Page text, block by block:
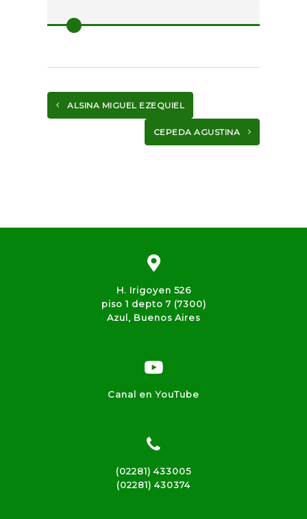
ALSINA MIGUEL EZEQUIEL
CEPEDA AGUSTINA
H. Irigoyen 526
piso 1 depto 7 (7300)
Azul, Buenos Aires
Canal en YouTube
(02281) 433005
(02281) 430374